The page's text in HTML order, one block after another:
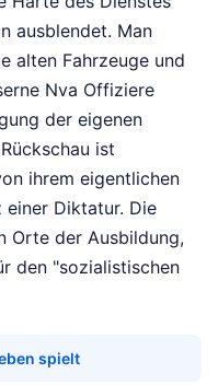
ausblendet. Man
alten Fahrzeuge und
Nva Offiziere
der eigenen
ist
ihrem eigentlichen
Diktatur. Die
Orte der Ausbildung,
den "sozialistischen
spielt